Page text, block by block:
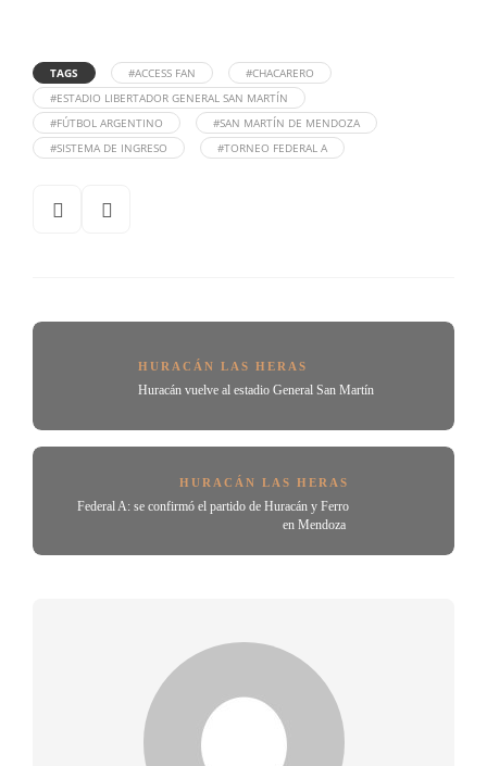
TAGS #ACCESS FAN
#CHACARERO
#ESTADIO LIBERTADOR GENERAL SAN MARTÍN
#FÚTBOL ARGENTINO
#SAN MARTÍN DE MENDOZA
#SISTEMA DE INGRESO
#TORNEO FEDERAL A
HURACÁN LAS HERAS
Huracán vuelve al estadio General San Martín
HURACÁN LAS HERAS
Federal A: se confirmó el partido de Huracán y Ferro
en Mendoza